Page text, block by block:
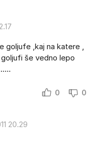
goljufe ,kaj na katere ,
še vedno lepo
0 0
20.29